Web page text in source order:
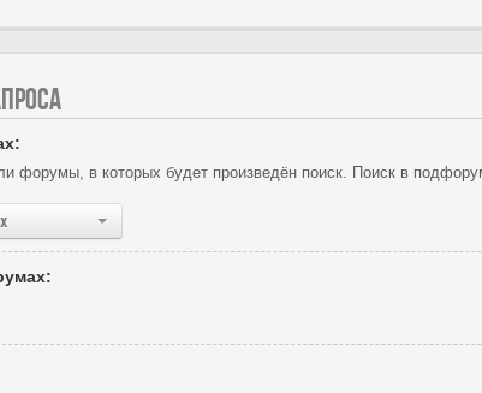
форумы, в которых будет произведён поиск. Поиск в